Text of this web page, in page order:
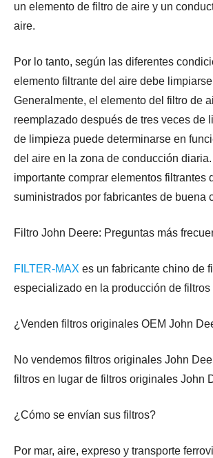
un elemento de filtro de aire y un
aire.
Por lo tanto, según las diferentes
elemento filtrante del aire debe
Generalmente, el elemento del filtro de
reemplazado después de tres veces de
de limpieza puede determinarse en
del aire en la zona de conducción
importante comprar elementos filtrantes
suministrados por fabricantes de buena
Filtro John Deere: Preguntas más
FILTER-MAX es un fabricante chino de
especializado en la producción de filtros
¿Venden filtros originales OEM John
No vendemos filtros originales John
filtros en lugar de filtros originales John
¿Cómo se envían sus filtros?
Por mar, aire, expreso y transporte